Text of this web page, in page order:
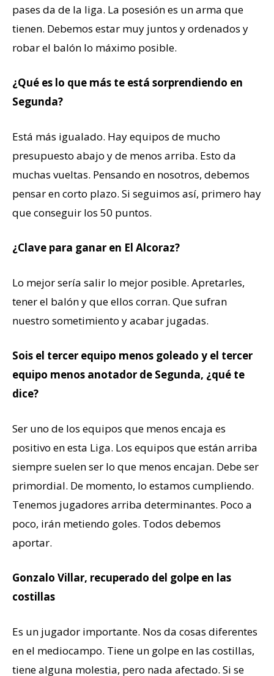
pases da de la liga. La posesión es un arma que
tienen. Debemos estar muy juntos y ordenados y
robar el balón lo máximo posible.
¿Qué es lo que más te está sorprendiendo en
Segunda?
Está más igualado. Hay equipos de mucho
presupuesto abajo y de menos arriba. Esto da
muchas vueltas. Pensando en nosotros, debemos
pensar en corto plazo. Si seguimos así, primero hay
que conseguir los 50 puntos.
¿Clave para ganar en El Alcoraz?
Lo mejor sería salir lo mejor posible. Apretarles,
tener el balón y que ellos corran. Que sufran
nuestro sometimiento y acabar jugadas.
Sois el tercer equipo menos goleado y el tercer
equipo menos anotador de Segunda, ¿qué te
dice?
Ser uno de los equipos que menos encaja es
positivo en esta Liga. Los equipos que están arriba
siempre suelen ser lo que menos encajan. Debe ser
primordial. De momento, lo estamos cumpliendo.
Tenemos jugadores arriba determinantes. Poco a
poco, irán metiendo goles. Todos debemos
aportar.
Gonzalo Villar, recuperado del golpe en las
costillas
Es un jugador importante. Nos da cosas diferentes
en el mediocampo. Tiene un golpe en las costillas,
tiene alguna molestia, pero nada afectado. Si se